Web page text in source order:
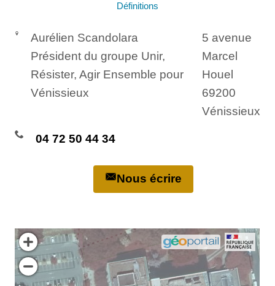
Définitions
Aurélien Scandolara
Président du groupe Unir,
Résister, Agir Ensemble pour
Vénissieux
5 avenue
Marcel
Houel
69200
Vénissieux
04 72 50 44 34
Nous écrire